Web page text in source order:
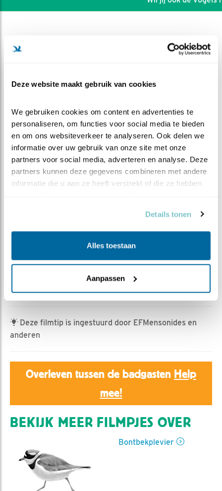
Deze website maakt gebruik van cookies
We gebruiken cookies om content en advertenties te
personaliseren, om functies voor social media te bieden
en om ons websiteverkeer te analyseren. Ook delen we
informatie over uw gebruik van onze site met onze
partners voor social media, adverteren en analyse. Deze
partners kunnen deze gegevens combineren met andere
informatie die u aan ze heeft verstrekt of die ze hebben
Details tonen
Alles toestaan
Aanpassen
leuk
malen gespot op verschillende locaties door meerdere
kijkers. Bedankt allemaal voor de nuttige tips! Hier een
voorproefje van wat komen zal..
Deze filmtip is ingestuurd door EFMensonides en
anderen
Overleven tussen de badgasten Help
mee!
BEKIJK MEER FILMPJES OVER
Bontbekplevier